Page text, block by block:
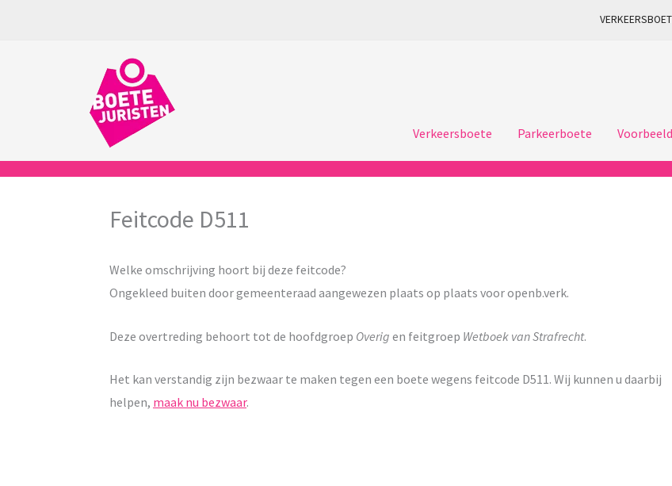
Verkeersboete Parkeerboete
Feitcode D511
Welke omschrijving hoort bij deze feitcode?
Ongekleed buiten door gemeenteraad aangewezen plaats op plaats voor openb.verk.
Deze overtreding behoort tot de hoofdgroep Overig en feitgroep Wetboek van Strafrecht.
Het kan verstandig zijn bezwaar te maken tegen een boete wegens feitcode D511. Wij kunnen u daarbij
helpen, maak nu bezwaar.